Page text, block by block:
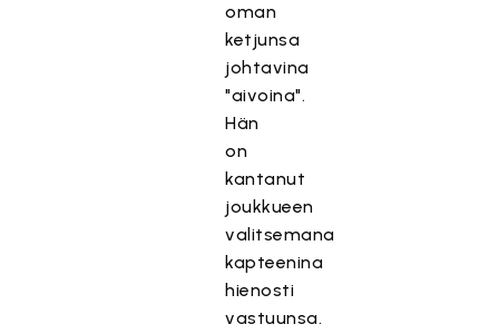
oman
ketjunsa
johtavina
"aivoina".
Hän
on
kantanut
joukkueen
valitsemana
kapteenina
hienosti
vastuunsa.